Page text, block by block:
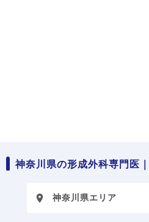
神奈川県の形成外科専門医｜
place 神奈川県エリア